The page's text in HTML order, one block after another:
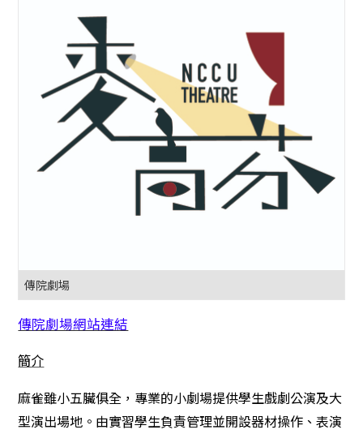
傳院劇場
傳院劇場網站連結
簡介
麻雀雖小五臟俱全，專業的小劇場提供學生戲劇公演及大
型演出場地。由實習學生負責管理並開設器材操作、表演